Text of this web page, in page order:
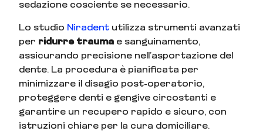
sedazione cosciente se necessario.
Lo studio Niradent utilizza strumenti avanzati
per ridurre trauma e sanguinamento,
assicurando precisione nell’asportazione del
dente. La procedura è pianificata per
minimizzare il disagio post-operatorio,
proteggere denti e gengive circostanti e
garantire un recupero rapido e sicuro, con
istruzioni chiare per la cura domiciliare.